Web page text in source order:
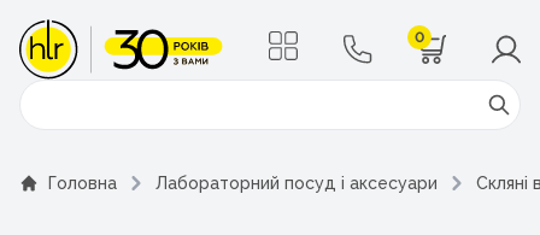
0
Поиск
Головна Лабораторний посуд і аксесуари Скляні